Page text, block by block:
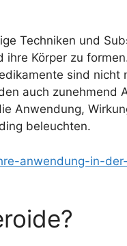
Techniken und
Körper zu
sind nicht
auch zunehmend
Anwendung,
beleuchten.
anwendung-in-